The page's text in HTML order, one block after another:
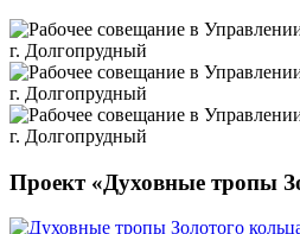
Проект «Духовные тропы